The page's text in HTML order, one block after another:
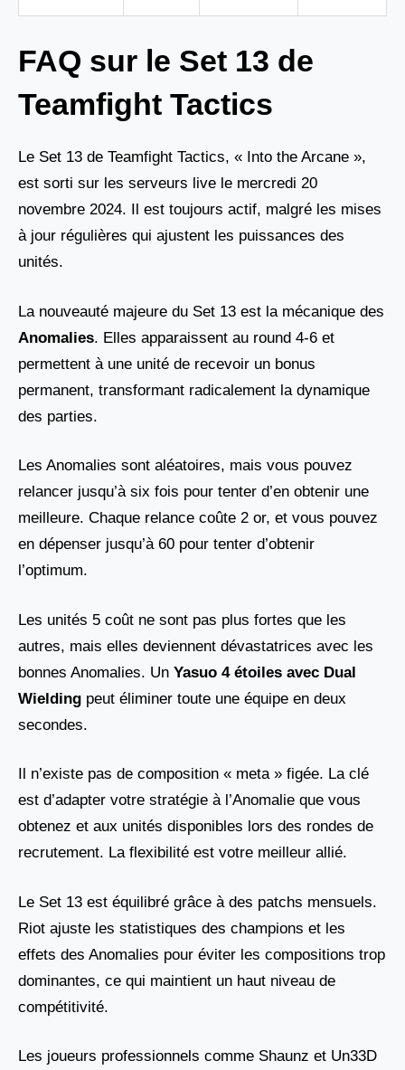
FAQ sur le Set 13 de
Teamfight Tactics
Le Set 13 de Teamfight Tactics, « Into the Arcane »,
est sorti sur les serveurs live le mercredi 20
novembre 2024. Il est toujours actif, malgré les mises
à jour régulières qui ajustent les puissances des
unités.
La nouveauté majeure du Set 13 est la mécanique des
Anomalies. Elles apparaissent au round 4-6 et
permettent à une unité de recevoir un bonus
permanent, transformant radicalement la dynamique
des parties.
Les Anomalies sont aléatoires, mais vous pouvez
relancer jusqu’à six fois pour tenter d’en obtenir une
meilleure. Chaque relance coûte 2 or, et vous pouvez
en dépenser jusqu’à 60 pour tenter d’obtenir
l’optimum.
Les unités 5 coût ne sont pas plus fortes que les
autres, mais elles deviennent dévastatrices avec les
bonnes Anomalies. Un Yasuo 4 étoiles avec Dual
Wielding peut éliminer toute une équipe en deux
secondes.
Il n’existe pas de composition « meta » figée. La clé
est d’adapter votre stratégie à l’Anomalie que vous
obtenez et aux unités disponibles lors des rondes de
recrutement. La flexibilité est votre meilleur allié.
Le Set 13 est équilibré grâce à des patchs mensuels.
Riot ajuste les statistiques des champions et les
effets des Anomalies pour éviter les compositions trop
dominantes, ce qui maintient un haut niveau de
compétitivité.
Les joueurs professionnels comme Shaunz et Un33D